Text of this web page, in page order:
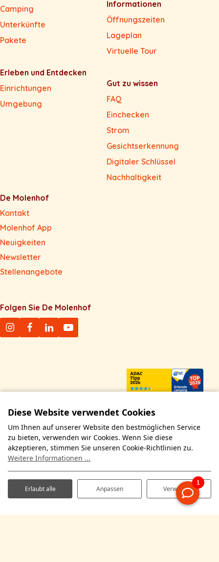
Camping
Unterkünfte
Pakete
Erleben und Entdecken
Einrichtungen
Umgebung
Informationen
Öffnungszeiten
Lageplan
Virtuelle Tour
Gut zu wissen
FAQ
Einchecken
Strom
Gesichtserkennung
Digitaler Schlüssel
Nachhaltigkeit
De Molenhof
Kontakt
Molenhof App
Neuigkeiten
Newsletter
Stellenangebote
Folgen Sie De Molenhof
Diese Website verwendet Cookies
Um Ihnen auf unserer Website den bestmöglichen Service
zu bieten, verwenden wir Cookies. Wenn Sie diese
akzeptieren, stimmen Sie unseren Cookie-Richtlinien zu.
Weitere Informationen ...
Erlaubt alle Anpassen Verweigern